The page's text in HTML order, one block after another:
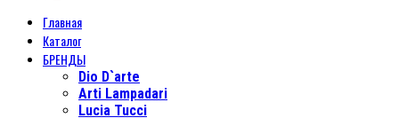
Главная
Каталог
БРЕНДЫ
Dio D`arte
Arti Lampadari
Lucia Tucci